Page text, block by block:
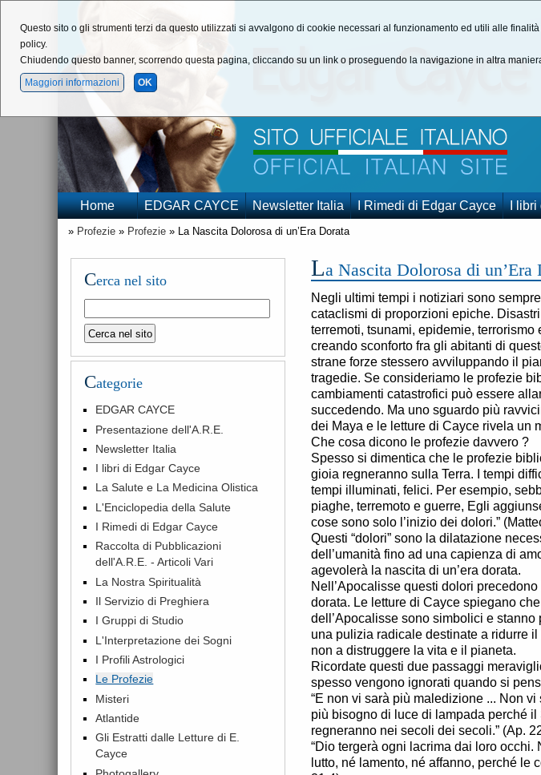
Home EDGAR CAYCE Newsletter Italia I Rimedi di Edgar Cayce I libri
» Profezie » Profezie » La Nascita Dolorosa di un’Era Dorata
La Nascita Dolorosa di un’Era
Negli ultimi tempi i notiziari sono
cataclismi di proporzioni epiche.
terremoti, tsunami, epidemie, terrorismo
creando sconforto fra gli abitanti di
strane forze stessero avviluppando il
tragedie. Se consideriamo le profezie
cambiamenti catastrofici può essere
succedendo. Ma uno sguardo più
dei Maya e le letture di Cayce rivela un
Che cosa dicono le profezie davvero ?
Spesso si dimentica che le profezie
gioia regneranno sulla Terra. I tempi
tempi illuminati, felici. Per esempio,
piaghe, terremoto e guerre, Egli
cose sono solo l’inizio dei dolori.”
Questi “dolori” sono la dilatazione
dell’umanità fino ad una capienza di
agevolerà la nascita di un’era dorata.
Nell’Apocalisse questi dolori precedono
dorata. Le letture di Cayce spiegano
dell’Apocalisse sono simbolici e
una pulizia radicale destinate a ridurre
non a distruggere la vita e il pianeta.
Ricordate questi due passaggi
spesso vengono ignorati quando si
“E non vi sarà più maledizione ... Non
più bisogno di luce di lampada perché
regneranno nei secoli dei secoli.” (Ap.
“Dio tergerà ogni lacrima dai loro occhi.
lutto, né lamento, né affanno, perché le
Cerca nel sito
Categorie
EDGAR CAYCE
Presentazione dell'A.R.E.
Newsletter Italia
I libri di Edgar Cayce
La Salute e La Medicina Olistica
L'Enciclopedia della Salute
I Rimedi di Edgar Cayce
Raccolta di Pubblicazioni
dell'A.R.E. - Articoli Vari
La Nostra Spiritualità
Il Servizio di Preghiera
I Gruppi di Studio
L'Interpretazione dei Sogni
I Profili Astrologici
Le Profezie
Misteri
Atlantide
Gli Estratti dalle Letture di E.
Cayce
Questo sito o gli strumenti terzi da questo utilizzati si avvalgono di cookie necessari al funzionamento ed utili alle
policy.
Chiudendo questo banner, scorrendo questa pagina, cliccando su un link o proseguendo la navigazione in altra
Maggiori informazioni
OK